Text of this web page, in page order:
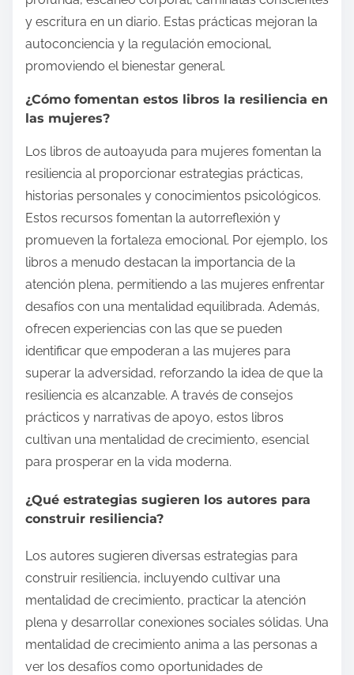
y escritura en un diario. Estas prácticas mejoran la
autoconciencia y la regulación emocional,
promoviendo el bienestar general.
¿Cómo fomentan estos libros la resiliencia en
las mujeres?
Los libros de autoayuda para mujeres fomentan la
resiliencia al proporcionar estrategias prácticas,
historias personales y conocimientos psicológicos.
Estos recursos fomentan la autorreflexión y
promueven la fortaleza emocional. Por ejemplo, los
libros a menudo destacan la importancia de la
atención plena, permitiendo a las mujeres enfrentar
desafíos con una mentalidad equilibrada. Además,
ofrecen experiencias con las que se pueden
identificar que empoderan a las mujeres para
superar la adversidad, reforzando la idea de que la
resiliencia es alcanzable. A través de consejos
prácticos y narrativas de apoyo, estos libros
cultivan una mentalidad de crecimiento, esencial
para prosperar en la vida moderna.
¿Qué estrategias sugieren los autores para
construir resiliencia?
Los autores sugieren diversas estrategias para
construir resiliencia, incluyendo cultivar una
mentalidad de crecimiento, practicar la atención
plena y desarrollar conexiones sociales sólidas. Una
mentalidad de crecimiento anima a las personas a
ver los desafíos como oportunidades de